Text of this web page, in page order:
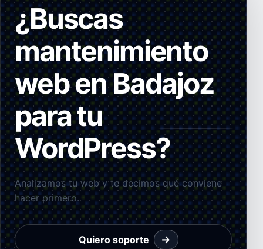
¿Buscas
mantenimiento
web en Badajoz
para tu
WordPress?
Analizamos tu web y te decimos qué conviene
hacer primero.
Quiero soporte →